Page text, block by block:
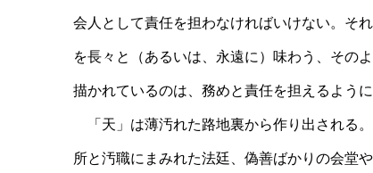
会人として責任を担わなければいけない。そ
を長々と（あるいは、永遠に）味わう、その
描かれているのは、務めと責任を担えるよう
「天」は薄汚れた路地裏から作り出される
所と汚職にまみれた法廷、偽善ばかりの会堂